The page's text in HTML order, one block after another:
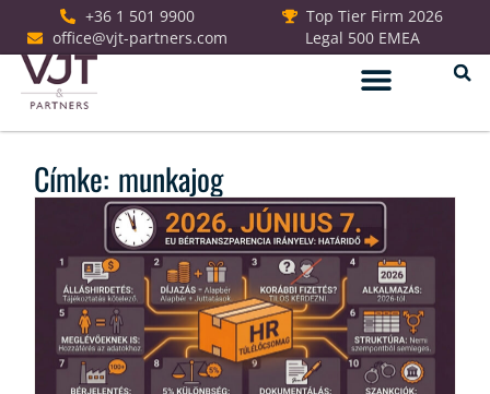
+36 1 501 9900
office@vjt-partners.com
Top Tier Firm 2026
Legal 500 EMEA
Címke: munkajog